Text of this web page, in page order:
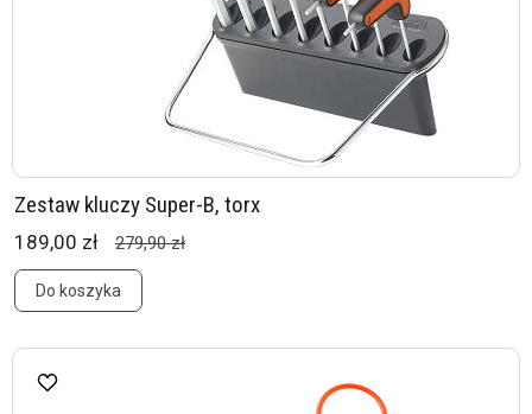
Zestaw kluczy Super-B, torx
189,00 zł 279,90 zł
Do koszyka